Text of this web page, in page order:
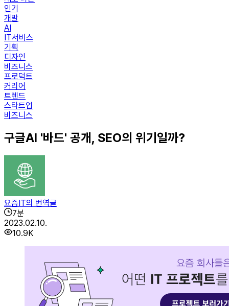
인기
개발
AI
IT서비스
기획
디자인
비즈니스
프로덕트
커리어
트렌드
스타트업
비즈니스
구글AI '바드' 공개, SEO의 위기일까?
요즘IT의 번역글
7분
2023.02.10.
10.9K